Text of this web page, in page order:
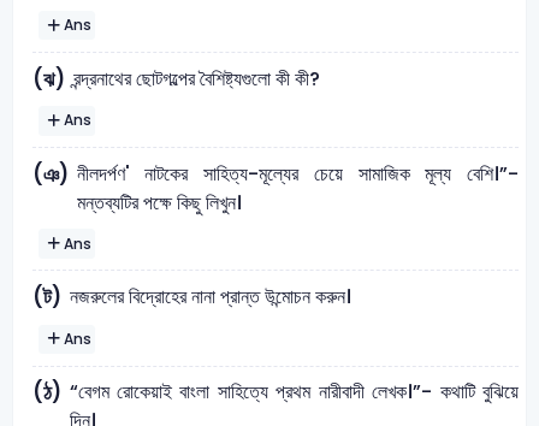
Ans
(ঝ) রন্দ্রনাথের ছােটগল্পের বৈশিষ্ট্যগুলাে কী কী?
Ans
(ঞ) নীলদর্পণ' নাটকের সাহিত্য-মূল্যের চেয়ে সামাজিক মূল্য বেশি।”-
মন্তব্যটির পক্ষে কিছু লিখুন।
Ans
(ট) নজরুলের বিদ্রোহের নানা প্রান্ত উন্মোচন করুন।
Ans
(ঠ) “বেগম রােকেয়াই বাংলা সাহিত্যে প্রথম নারীবাদী লেখক।”- কথাটি বুঝিয়ে